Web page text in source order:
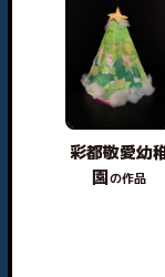
彩都敬愛幼
園の作品